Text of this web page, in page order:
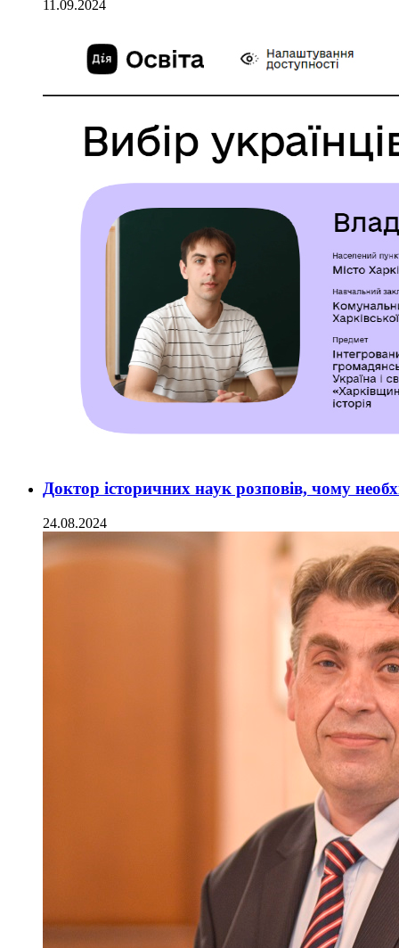
11.09.2024
Доктор історичних наук розповів, чому
24.08.2024